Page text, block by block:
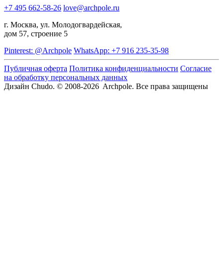
+7 495 662-58-26 love@archpole.ru
г. Москва, ул. Молодогвардейская,
дом 57, строение 5
Pinterest: @Archpole WhatsApp: +7 916 235-35-98
Публичная оферта Политика конфиденциальности Согласие
на обработку персональных данных
Дизайн Chudo. © 2008-2026 Archpole. Все права защищены